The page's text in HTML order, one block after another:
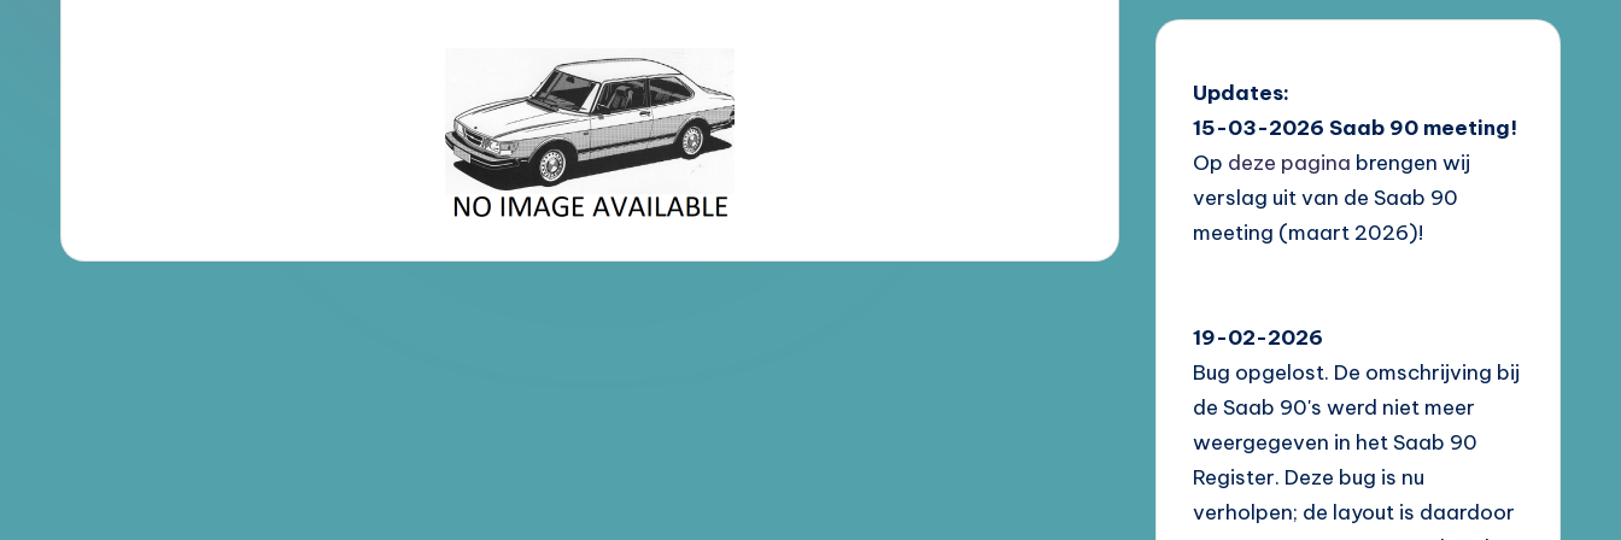
Updates:
15-03-2026 Saab 90 meeting!
Op deze pagina brengen wij
verslag uit van de Saab 90
meeting (maart 2026)!
19-02-2026
Bug opgelost. De omschrijving bij
de Saab 90's werd niet meer
weergegeven in het Saab 90
Register. Deze bug is nu
verholpen; de layout is daardoor